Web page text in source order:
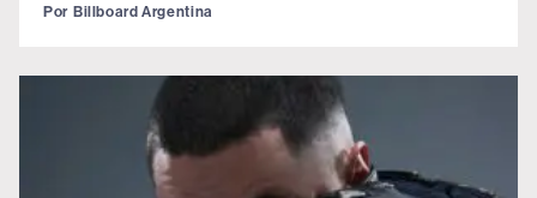
Por Billboard Argentina